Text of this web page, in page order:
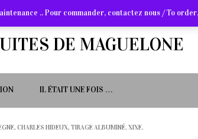
DE MAGUELONE
IL ÉTAIT UNE FOIS …
CHARLES HIDEUX, TIRAGE ALBUMINÉ, XIXE.
.. Pour commander, contactez nous / To